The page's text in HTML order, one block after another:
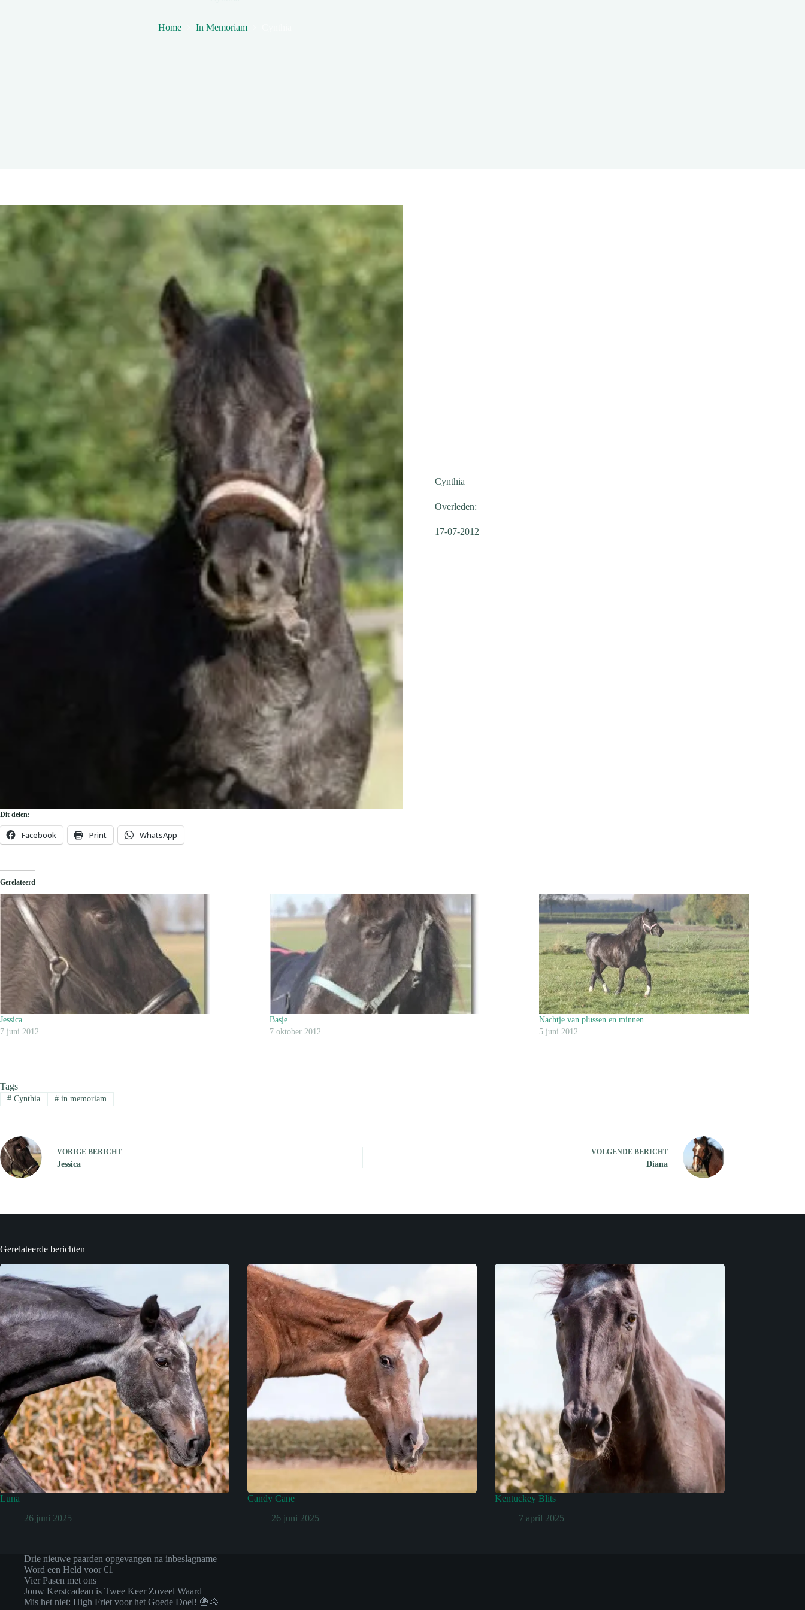
Home In Memoriam
Cynthia
Overleden:
17-07-2012
Dit delen:
Facebook Print WhatsApp
Gerelateerd
Jessica
7 juni 2012
Basje
7 oktober 2012
Nachtje van plussen en minnen
5 juni 2012
Tags
#Cynthia #in memoriam
VORIGE BERICHT
Jessica
VOLGENDE BERICHT
Diana
Gerelateerde berichten
Luna
26 juni 2025
Candy Cane
26 juni 2025
Kentuckey Blits
7 april 2025
Drie nieuwe paarden opgevangen na inbeslagname
Word een Held voor €1
Vier Pasen met ons
Jouw Kerstcadeau is Twee Keer Zoveel Waard
Mis het niet: High Friet voor het Goede Doel! 🍟🐴